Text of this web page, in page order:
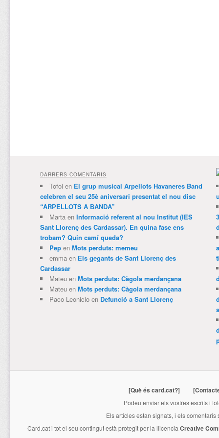
DARRERS COMENTARIS
Tofol en El grup musical Arpellots Havaneres Band
celebren el seu 25è aniversari presentat el nou disc
“ARPELLOTS A BANDA”
Martaen Informació referent al nou Institut (IES
Sant Llorenç des Cardassar). En quina fase ens
trobam? Quin camí queda?
Pepen Mots perduts: memeu
emmaen Els gegants de Sant Llorenç des
Cardassar
Mateuen Mots perduts: Càgola merdançana
Mateuen Mots perduts: Càgola merdançana
Paco Leonicioen Defunció a Sant Llorenç
[Què és card.cat?]
Podeu enviar els vostres escrits i
Els articles estan signats, i els
Card.cati tot el seu contingut està protegit per la llicencia Creative